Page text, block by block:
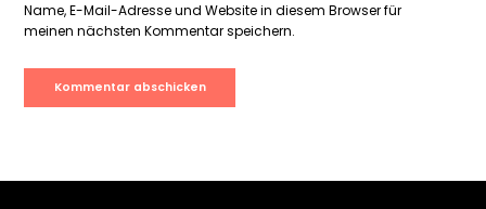
Name, E-Mail-Adresse und Website in diesem Browser für
meinen nächsten Kommentar speichern.